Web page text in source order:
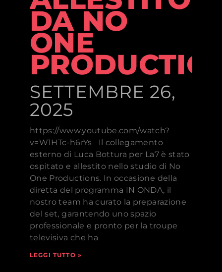
DA NO
ONE
SETTEMBRE 26,
2025
https://www.youtube.com/watch?
v=W1HTc-h6rYs Il collegamento
esterno di Luca Bottura per La7 è stato
ospitato e allestito nello studio di No
One Productions. In occasione della
diretta del programma IN ONDA, il
nostro team ha curato la preparazione
del set, garantendo uno spazio
professionale e pronto per la troupe
televisiva che ha
LEGGI TUTTO »